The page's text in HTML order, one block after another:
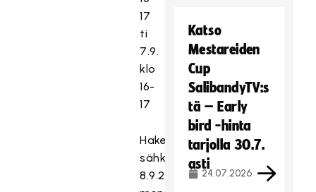
17
ti
7.9.
klo
16-
17
Hakemukset
sähköpostilla
8.9.2021
Katso
Mestareiden
Cup
SalibandyTV:s
tä – Early
bird -hinta
tarjolla 30.7.
asti
24.07.2026